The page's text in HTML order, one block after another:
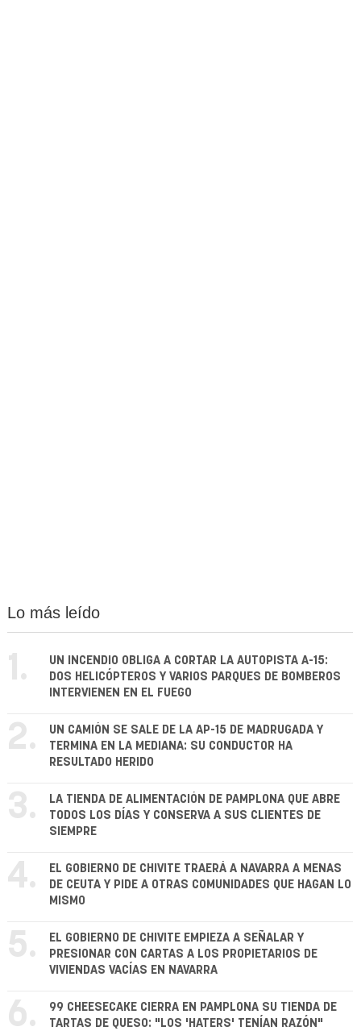
Lo más leído
1.
UN INCENDIO OBLIGA A CORTAR LA AUTOPISTA A-15:
DOS HELICÓPTEROS Y VARIOS PARQUES DE BOMBEROS
INTERVIENEN EN EL FUEGO
2.
UN CAMIÓN SE SALE DE LA AP-15 DE MADRUGADA Y
TERMINA EN LA MEDIANA: SU CONDUCTOR HA
RESULTADO HERIDO
3.
LA TIENDA DE ALIMENTACIÓN DE PAMPLONA QUE ABRE
TODOS LOS DÍAS Y CONSERVA A SUS CLIENTES DE
SIEMPRE
4.
EL GOBIERNO DE CHIVITE TRAERÁ A NAVARRA A MENAS
DE CEUTA Y PIDE A OTRAS COMUNIDADES QUE HAGAN LO
MISMO
5.
EL GOBIERNO DE CHIVITE EMPIEZA A SEÑALAR Y
PRESIONAR CON CARTAS A LOS PROPIETARIOS DE
VIVIENDAS VACÍAS EN NAVARRA
6.
99 CHEESECAKE CIERRA EN PAMPLONA SU TIENDA DE
TARTAS DE QUESO: "LOS 'HATERS' TENÍAN RAZÓN"